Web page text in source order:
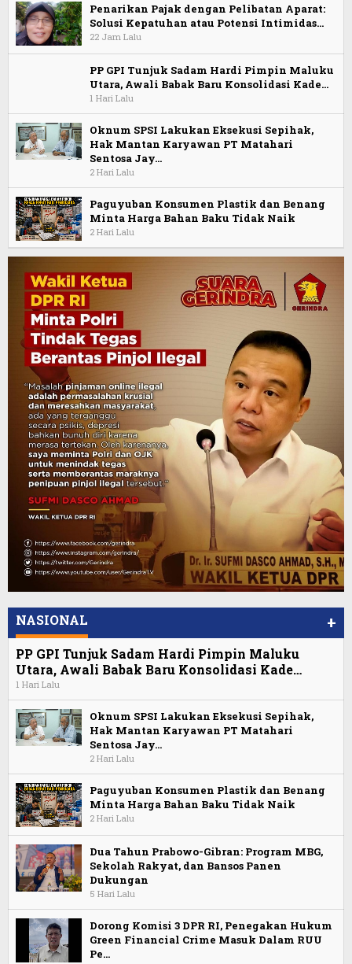
Penarikan Pajak dengan Pelibatan Aparat:
Solusi Kepatuhan atau Potensi Intimidas…
22 Jam Lalu
PP GPI Tunjuk Sadam Hardi Pimpin Maluku
Utara, Awali Babak Baru Konsolidasi Kade…
1 Hari Lalu
Oknum SPSI Lakukan Eksekusi Sepihak,
Hak Mantan Karyawan PT Matahari
Sentosa Jay…
2 Hari Lalu
Paguyuban Konsumen Plastik dan Benang
Minta Harga Bahan Baku Tidak Naik
2 Hari Lalu
NASIONAL +
PP GPI Tunjuk Sadam Hardi Pimpin Maluku
Utara, Awali Babak Baru Konsolidasi Kade…
1 Hari Lalu
Oknum SPSI Lakukan Eksekusi Sepihak,
Hak Mantan Karyawan PT Matahari
Sentosa Jay…
2 Hari Lalu
Paguyuban Konsumen Plastik dan Benang
Minta Harga Bahan Baku Tidak Naik
2 Hari Lalu
Dua Tahun Prabowo-Gibran: Program MBG,
Sekolah Rakyat, dan Bansos Panen
Dukungan
5 Hari Lalu
Dorong Komisi 3 DPR RI, Penegakan Hukum
Green Financial Crime Masuk Dalam RUU
Pe…